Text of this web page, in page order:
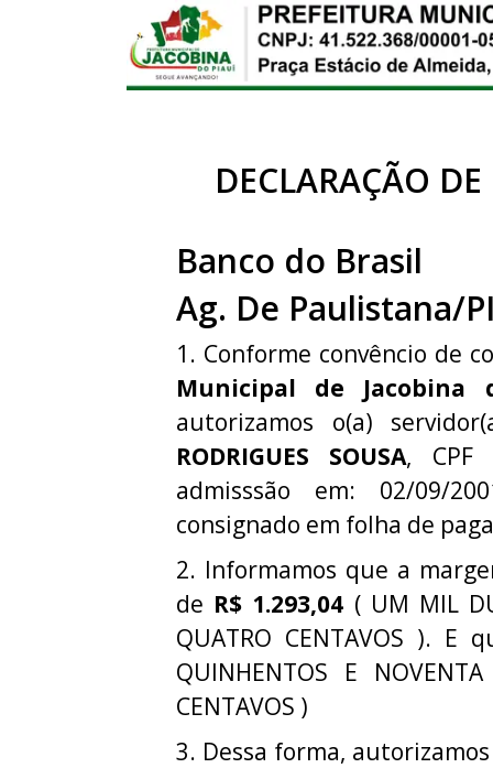
DECLARAÇÃO
Banco do Brasil
Ag. De Paulistana/
1. Conforme convêncio de
Municipal de Jacobina
autorizamos o(a)
RODRIGUES SOUSA,
admisssão em: 02/09/
consignado em folha de
2. Informamos que a
de R$ 1.293,04 ( UM MIL
QUATRO CENTAVOS ).
QUINHENTOS E
CENTAVOS )
3. Dessa forma,